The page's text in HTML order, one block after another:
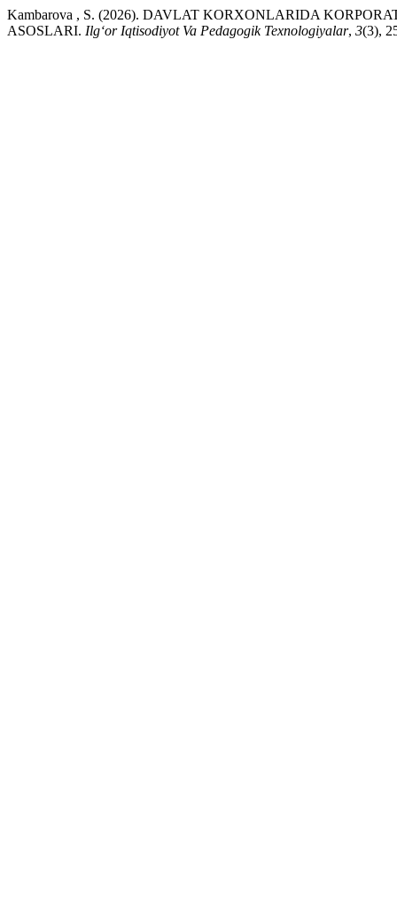
Kambarova , S. (2026). DAVLAT KORXONLARIDA
ASOSLARI. Ilgʻor Iqtisodiyot Va Pedagogik Texnologiyalar, 3(3),